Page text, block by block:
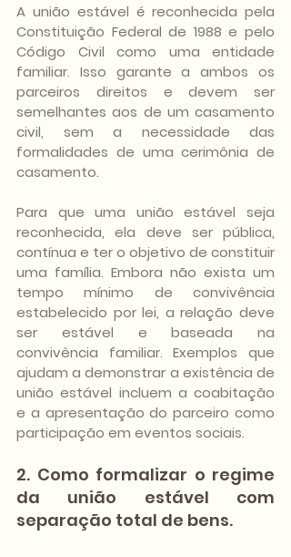
A união estável é reconhecida pela
Constituição Federal de 1988 e pelo
Código Civil como uma entidade
familiar. Isso garante a ambos os
parceiros direitos e devem ser
semelhantes aos de um casamento
civil, sem a necessidade das
formalidades de uma cerimônia de
casamento.
Para que uma união estável seja
reconhecida, ela deve ser pública,
contínua e ter o objetivo de constituir
uma família. Embora não exista um
tempo mínimo de convivência
estabelecido por lei, a relação deve
ser estável e baseada na
convivência familiar. Exemplos que
ajudam a demonstrar a existência de
união estável incluem a coabitação
e a apresentação do parceiro como
participação em eventos sociais.
2. Como formalizar o regime
da união estável com
separação total de bens.